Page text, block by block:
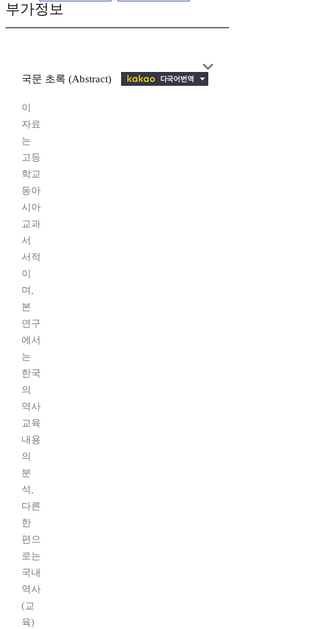
부가정보
국문 초록 (Abstract)
이
자료
는
고등
학교
동아
시아
교과
서
서적
이
며,
본
연구
에서
는
한국
의
역사
교육
내용
의
분
석,
다른
한
편으
로는
국내
역사
(교
육)